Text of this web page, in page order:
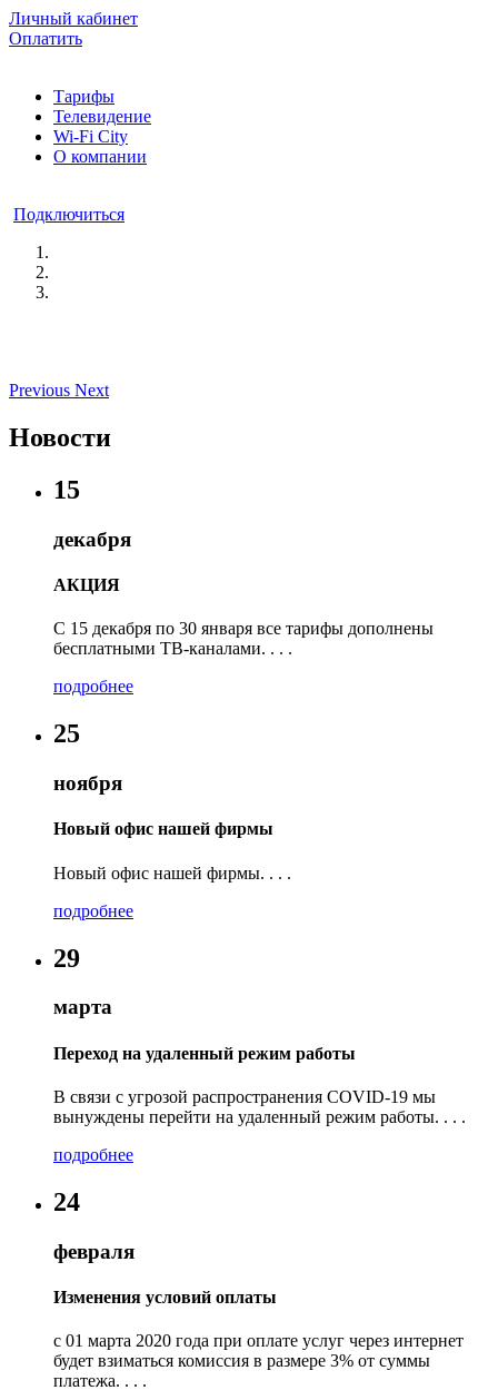
Личный кабинет
Оплатить
Тарифы
Телевидение
Wi-Fi City
О компании
Подключиться
Previous Next
Новости
15
декабря
АКЦИЯ
С 15 декабря по 30 января все тарифы дополнены
бесплатными ТВ-каналами. . . .
подробнее
25
ноября
Новый офис нашей фирмы
Новый офис нашей фирмы. . . .
подробнее
29
марта
Переход на удаленный режим работы
В связи с угрозой распространения COVID-19 мы
вынуждены перейти на удаленный режим работы. . . .
подробнее
24
февраля
Изменения условий оплаты
с 01 марта 2020 года при оплате услуг через интернет
будет взиматься комиссия в размере 3% от суммы
платежа. . . .